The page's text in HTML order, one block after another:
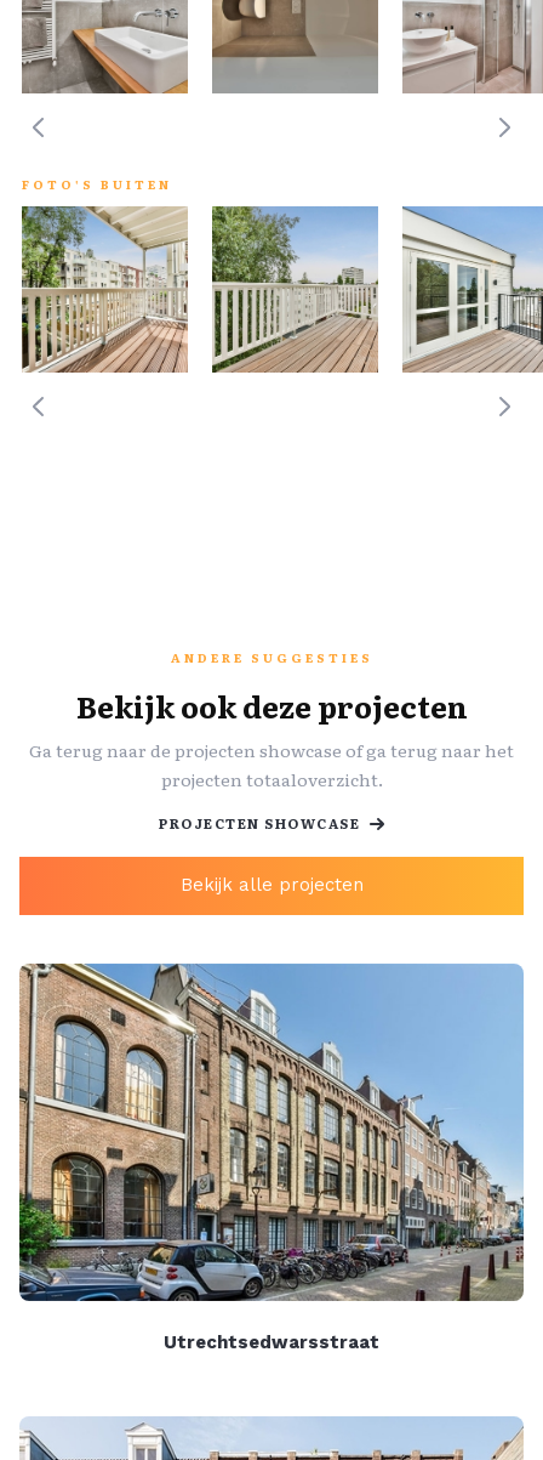
FOTO'S BUITEN
ANDERE SUGGESTIES
Bekijk ook deze projecten
Ga terug naar de projecten showcase of ga terug naar het
projecten totaaloverzicht.
PROJECTEN SHOWCASE
Bekijk alle projecten
Utrechtsedwarsstraat